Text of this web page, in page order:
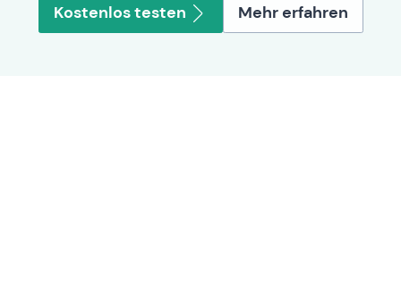
Kostenlos testen Mehr erfahren